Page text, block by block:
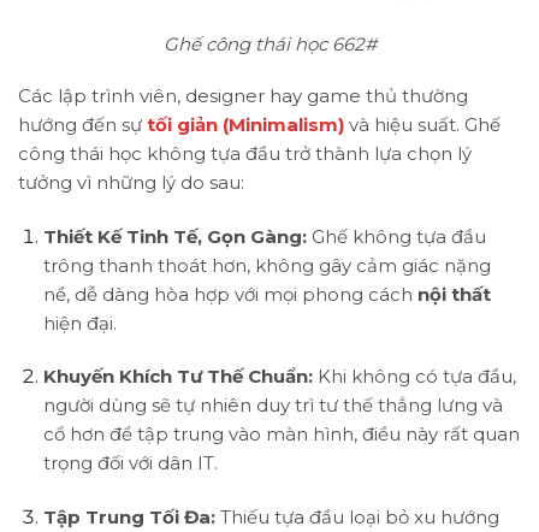
Ghế công thái học 662#
Các lập trình viên, designer hay game thủ thường
hướng đến sự tối giản (Minimalism) và hiệu suất. Ghế
công thái học không tựa đầu trở thành lựa chọn lý
tưởng vì những lý do sau:
Thiết Kế Tinh Tế, Gọn Gàng:Ghế không tựa đầu
trông thanh thoát hơn, không gây cảm giác nặng
nề, dễ dàng hòa hợp với mọi phong cách nội thất
hiện đại.
Khuyến Khích Tư Thế Chuẩn:Khi không có tựa đầu,
người dùng sẽ tự nhiên duy trì tư thế thẳng lưng và
cổ hơn để tập trung vào màn hình, điều này rất quan
trọng đối với dân IT.
Tập Trung Tối Đa:Thiếu tựa đầu loại bỏ xu hướng